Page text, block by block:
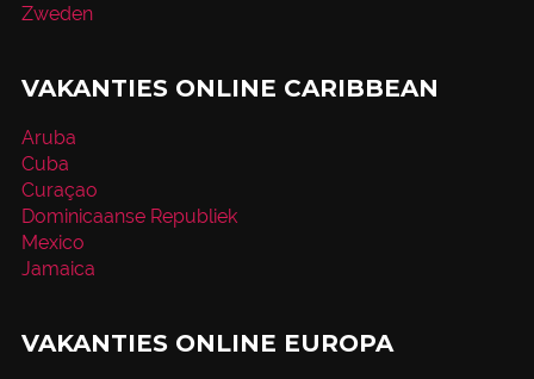
Zweden
VAKANTIES ONLINE CARIBBEAN
Aruba
Cuba
Curaçao
Dominicaanse Republiek
Mexico
Jamaica
VAKANTIES ONLINE EUROPA